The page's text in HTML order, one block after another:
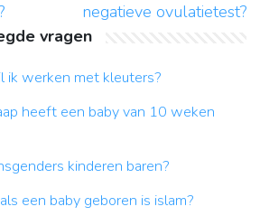
negatieve ovulatietest?
vragen
ik werken met kleuters?
heeft een baby van 10 weken
kinderen baren?
een baby geboren is islam?